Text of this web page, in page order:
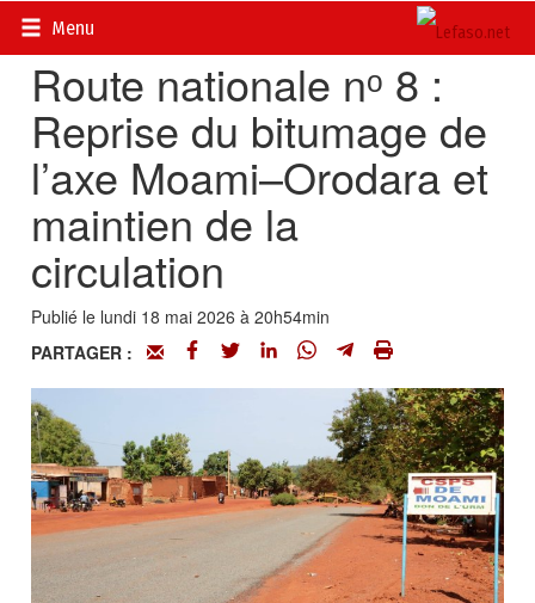
Menu
Accueil>
Route nationale nᵒ 8 :
Reprise du bitumage de
l’axe Moami–Orodara et
maintien de la
circulation
Publié le lundi 18 mai 2026 à 20h54min
PARTAGER :